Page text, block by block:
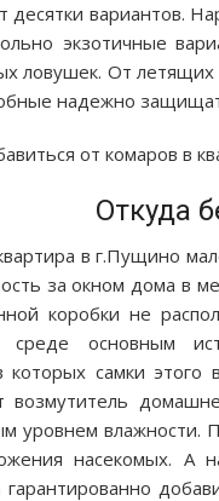
десятки вариантов.
экзотичные
ловушек. От
надежно
Откуда
в г.Пущино
за окном дома в
коробки не
среде основным
самки этого
возмутитель
уровнем влажности.
насекомых. А
гарантированно